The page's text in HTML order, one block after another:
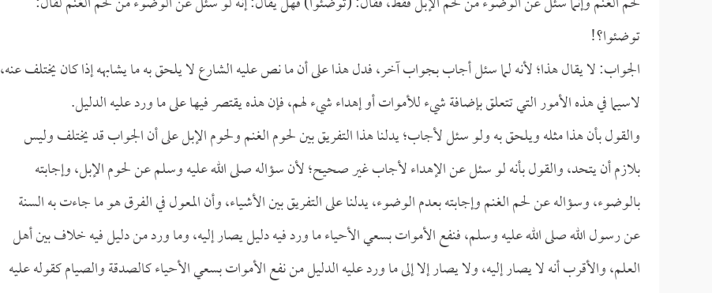
توضئوا؟!
الجواب: لا يقال هذا؛ لأنه لما سئل أجاب بجواب آخر، فدل هذا على أن ما نص عليه الشارع لا يلحق به ما يشابهه إذا كان يختلف عنه،
لاسيما في هذه الأمور التي تتعلق بإضافة شيء للأموات أو إهداء شيء لهم، فإن هذه يقتصر فيها على ما ورد عليه الدليل.
والقول بأن هذا مثله ويلحق به ولو سئل لأجاب؛ يدلنا هذا التفريق بين لحوم الغنم ولحوم الإبل على أن الجواب قد يختلف وليس
بلازم أن يتحد، والقول بأنه لو سئل عن الإهداء لأجاب غير صحيح؛ لأن سؤاله صلى الله عليه وسلم عن لحوم الإبل، وإجابته
بالوضوء، وسؤاله عن لحم الغنم وإجابته بعدم الوضوء، يدلنا على التفريق بين الأشياء، وأن المعول في الفرق هو ما جاءت به السنة
عن رسول الله صلى الله عليه وسلم، فنفع الأموات بسعي الأحياء ما ورد فيه دليل يصار إليه، وما ورد من دليل فيه خلاف بين أهل
العلم، والأقرب أنه لا يصار إليه، ولا يصار إلا إلى ما ورد عليه الدليل من نفع الأموات بسعي الأحياء كالصدقة والصيام كقوله عليه